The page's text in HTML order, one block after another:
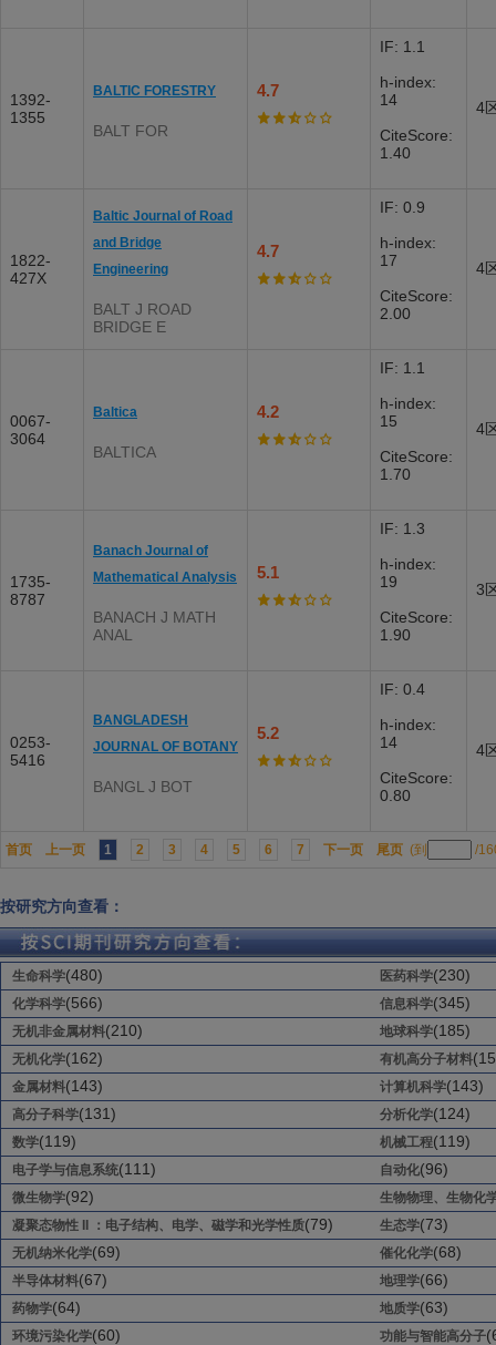
1392-
1355
BALTIC FORESTRY
BALT FOR
4.7
IF: 1.1
h-index:
14
CiteScore:
1.40
4
1822-
427X
Baltic Journal of Road
and Bridge
Engineering
BALT J ROAD
BRIDGE E
4.7
IF: 0.9
h-index:
17
CiteScore:
2.00
4
0067-
3064
Baltica
BALTICA
4.2
IF: 1.1
h-index:
15
CiteScore:
1.70
4
1735-
8787
Banach Journal of
Mathematical Analysis
BANACH J MATH
ANAL
5.1
IF: 1.3
h-index:
19
CiteScore:
1.90
3
0253-
5416
BANGLADESH
JOURNAL OF BOTANY
BANGL J BOT
5.2
IF: 0.4
h-index:
14
CiteScore:
0.80
4
首页 上一页 1 2 3 4 5 6 7 下一页 尾页 (到 /
按研究方向查看：
生命科学(480) 医药科学(230)
化学科学(566) 信息科学(345)
无机非金属材料(210) 地球科学(185)
无机化学(162) 有机高分子材料
金属材料(143) 计算机科学(143)
高分子科学(131) 分析化学(124)
数学(119) 机械工程(119)
电子学与信息系统(111) 自动化(96)
微生物学(92)
生物物理、生物化
凝聚态物性 II ：电子结构、电学、磁学和光学性质(79) 生态学(73)
无机纳米化学(69) 催化化学(68)
半导体材料(67) 地理学(66)
药物学(64) 地质学(63)
环境污染化学(60) 功能与智能高分子